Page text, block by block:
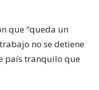
que “queda un
no se detiene
país tranquilo que